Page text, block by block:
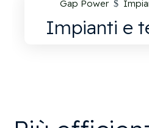
Gap Power $
Impianti e